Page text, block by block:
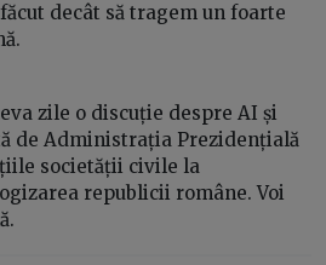
decât să tragem un foarte
zile o discuție despre AI și
de Administrația Prezidențială
societății civile la
republicii române. Voi